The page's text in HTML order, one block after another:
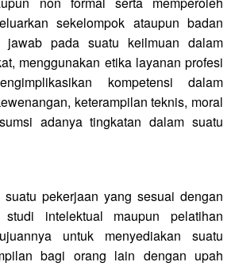
sekelompok ataupun badan
jawab pada suatu keilmuan dalam
menggunakan etika layanan profesi
kompetensi dalam
keterampilan teknis, moral
adanya tingkatan dalam suatu
suatu pekerjaan yang sesuai dengan
studi intelektual maupun pelatihan
untuk menyediakan suatu
bagi orang lain dengan upah